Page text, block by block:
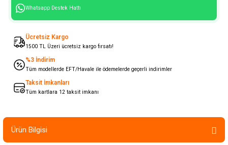
Whatsapp Destek Hattı
Ücretsiz Kargo
1500 TL Üzeri ücretsiz kargo fırsatı!
%3 İndirim
Tüm modellerde EFT/Havale ile ödemelerde geçerli indirimler
Taksit İmkanları
Tüm kartlara 12 taksit imkanı
Ürün Bilgisi